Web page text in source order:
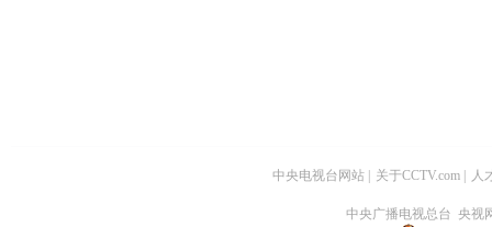
中央电视台网站 关于CCTV.com 人
中央广播电视总台 央视